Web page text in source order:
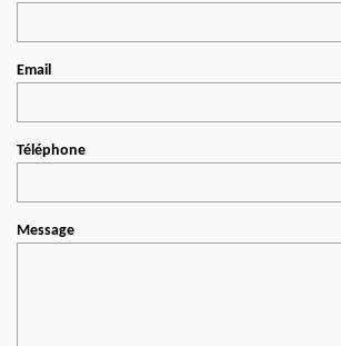
Email
Téléphone
Message